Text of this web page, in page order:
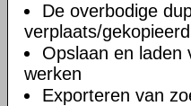
De overbodige
verplaats/
Opslaan en laden
werken
Exporteren van